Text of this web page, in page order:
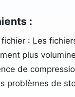
:
: Les
plus
de
problèmes de